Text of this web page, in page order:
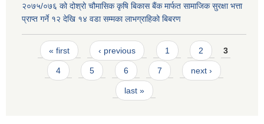
२०७५/०७६ को दोश्रो चौमासिक कृषि बिकास बैंक मार्फत सामाजिक सुरक्षा भत्ता
प्राप्त गर्ने १२ देखि १४ वडा सम्मका लाभग्राहिको बिबरण
Pages
« first ‹ previous 1 2 3
4 5 6 7 next ›
last »